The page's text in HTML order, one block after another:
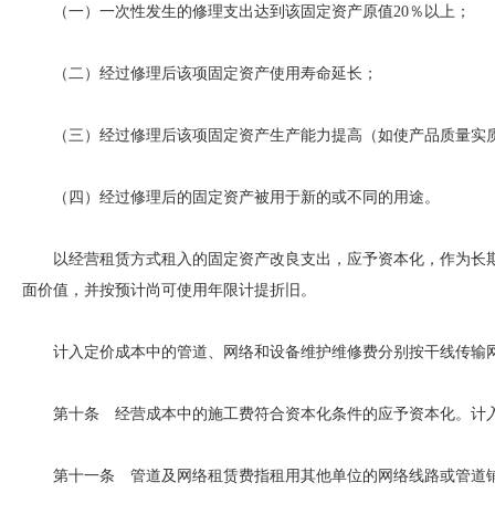
（一）一次性发生的修理支出达到该固定资产原值20％以上；
（二）经过修理后该项固定资产使用寿命延长；
（三）经过修理后该项固定资产生产能力提高（如使产品质量实
（四）经过修理后的固定资产被用于新的或不同的用途。
以经营租赁方式租入的固定资产改良支出，应予资本化，作为长
面价值，并按预计尚可使用年限计提折旧。
计入定价成本中的管道、网络和设备维护维修费分别按干线传输
第十条 经营成本中的施工费符合资本化条件的应予资本化。计
第十一条 管道及网络租赁费指租用其他单位的网络线路或管道